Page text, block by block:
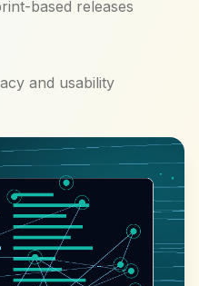
based releases
and usability